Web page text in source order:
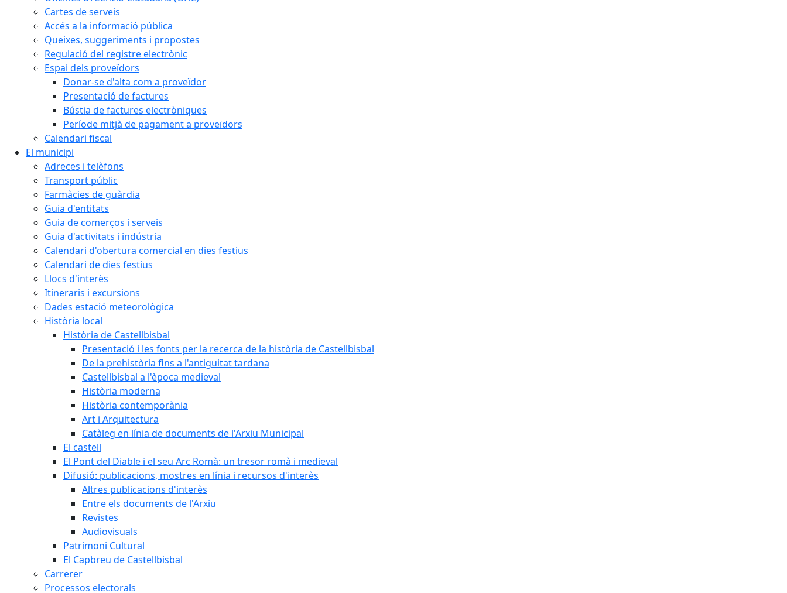
Cartes de serveis
Accés a la informació pública
Queixes, suggeriments i propostes
Regulació del registre electrònic
Espai dels proveïdors
Donar-se d'alta com a proveïdor
Presentació de factures
Bústia de factures electròniques
Període mitjà de pagament a proveïdors
Calendari fiscal
El municipi
Adreces i telèfons
Transport públic
Farmàcies de guàrdia
Guia d'entitats
Guia de comerços i serveis
Guia d'activitats i indústria
Calendari d'obertura comercial en dies festius
Calendari de dies festius
Llocs d'interès
Itineraris i excursions
Dades estació meteorològica
Història local
Història de Castellbisbal
Presentació i les fonts per la recerca de la història de Castellbisbal
De la prehistòria fins a l'antiguitat tardana
Castellbisbal a l'època medieval
Història moderna
Història contemporània
Art i Arquitectura
Catàleg en línia de documents de l'Arxiu Municipal
El castell
El Pont del Diable i el seu Arc Romà: un tresor romà i medieval
Difusió: publicacions, mostres en línia i recursos d'interès
Altres publicacions d'interès
Entre els documents de l'Arxiu
Revistes
Audiovisuals
Patrimoni Cultural
El Capbreu de Castellbisbal
Carrerer
Processos electorals